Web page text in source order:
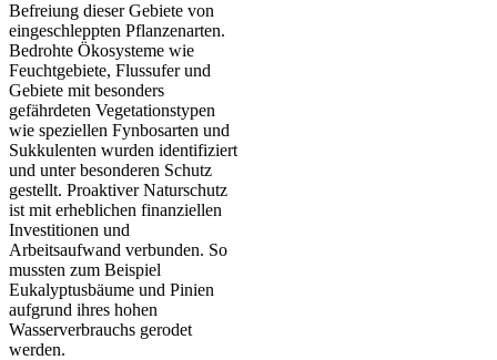
Befreiung dieser Gebiete von
eingeschleppten Pflanzenarten.
Bedrohte Ökosysteme wie
Feuchtgebiete, Flussufer und
Gebiete mit besonders
gefährdeten Vegetationstypen
wie speziellen Fynbosarten und
Sukkulenten wurden identifiziert
und unter besonderen Schutz
gestellt. Proaktiver Naturschutz
ist mit erheblichen finanziellen
Investitionen und
Arbeitsaufwand verbunden. So
mussten zum Beispiel
Eukalyptusbäume und Pinien
aufgrund ihres hohen
Wasserverbrauchs gerodet
werden.